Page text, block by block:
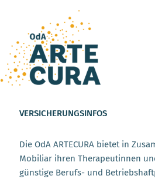
VERSICHERUNGSINFOS
Die OdA ARTECURA bietet in
Mobiliar ihren Therapeutinnen
günstige Berufs- und